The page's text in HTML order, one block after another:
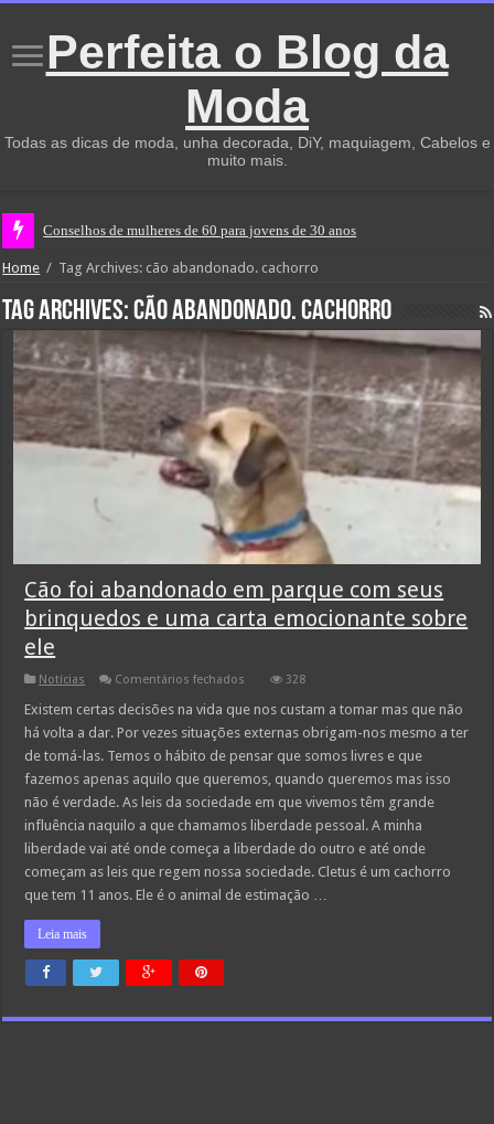
Perfeita o Blog da
Moda
Todas as dicas de moda, unha decorada, DiY, maquiagem, Cabelos e
muito mais.
Conselhos de mulheres de 60 para jovens de 30 anos
Home / Tag Archives: cão abandonado. cachorro
Tag Archives:cão abandonado. cachorro
Cão foi abandonado em parque com seus
brinquedos e uma carta emocionante sobre
ele
Notícias Comentários fechados
foi
em
parque
com
seus
e
uma
emocionante
sobre
ele
328
Existem certas decisões na vida que nos custam a tomar mas que não
há volta a dar. Por vezes situações externas obrigam-nos mesmo a ter
de tomá-las. Temos o hábito de pensar que somos livres e que
fazemos apenas aquilo que queremos, quando queremos mas isso
não é verdade. As leis da sociedade em que vivemos têm grande
influência naquilo a que chamamos liberdade pessoal. A minha
liberdade vai até onde começa a liberdade do outro e até onde
começam as leis que regem nossa sociedade. Cletus é um cachorro
que tem 11 anos. Ele é o animal de estimação …
Leia mais